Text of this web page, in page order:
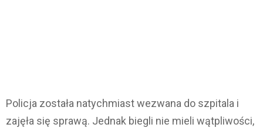
Policja została natychmiast wezwana do szpitala i
zajęła się sprawą. Jednak biegli nie mieli wątpliwości,